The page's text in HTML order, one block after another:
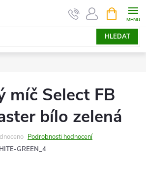
HLEDAT
NÁKUPNÍ
KOŠÍK
míč Select FB
bílo zelená
Podrobnosti hodnocení
GREEN_4